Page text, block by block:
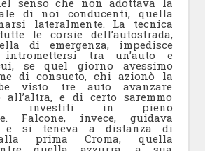
senso che non adottava la
di noi conducenti, quella
lateralmente. La tecnica
le corsie dell’autostrada,
di emergenza, impedisce
tra un’auto e
se quel giorno avessimo
di consueto, chi azionò la
visto tre auto avanzare
all’altra, e di certo saremmo
investiti in pieno
Falcone, invece, guidava
e si teneva a distanza di
prima Croma, quella